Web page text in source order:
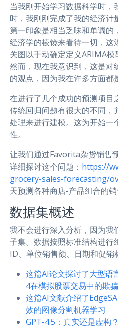
当我刚开始学习数据科学时，
时，我刚刚完成了我的经济
第一印象是相当乏味和单调
经济学的棱镜来看待一切，这
关图以手动确定定义ARIMA模
然而，现在我意识到，这是
的观点，因为我在许多方面都
在进行了几个成功的预测项
传统回归问题有很大的不同
处理来进行建模。这为开始
性。
让我们通过Favorita杂货销售
详细探讨这个问题： https://
grocery-sales-forecasting/
天预测各种商店-产品组合的销
数据集概述
我不会进行深入分析，因为我
子集。数据按照标准结构进行
ID、单位销售额、日期和促销
这篇AI论文探讨了大型语
4在模拟股票交易中的欺
这篇AI文献介绍了
效的图像分割机器学习
GPT-4.5：真实还是虚构